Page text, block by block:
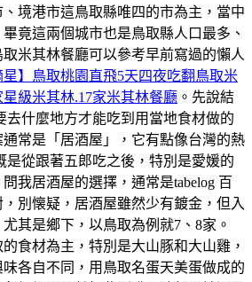
境港市這鳥取縣唯四的市為主，當中
竟這兩個城市也是鳥取縣人口最多、
米其林餐廳可以參考早前寫過的懶人
星】鳥取桃園直飛5天四夜吃翻鳥取米
級米其林.17家米其林餐廳 。先說結
去什麼地方才能吃到用當地食材做的
常是「居酒屋」，它有點像台灣的熱
是從跟著五郎吃之後，特別是愛媛的
我居酒屋的選擇，通常是tabelog 百
別懐疑，居酒屋雖然少有鍍金，但入
其是鄉下，以鳥取為例就7、8家。
食材為主，特別是大山豚和大山雞，
各自不同，用鳥取名蛋天美蛋做成的